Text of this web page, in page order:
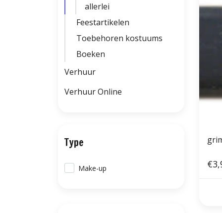
allerlei
Feestartikelen
Toebehoren kostuums
Boeken
Verhuur
Verhuur Online
Type
Make-up